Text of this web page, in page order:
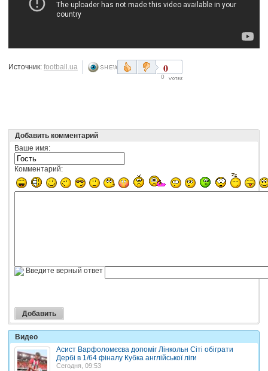
Источник: football.ua 0
0
Добавить комментарий
Ваше имя:
Комментарий:
Введите верный ответ
Видео
Асист Варфоломєєва допоміг Лінкольн Сіті обіграти
Дербі в 1/64 фіналу Кубка англійської ліги
Сегодня, 09:53